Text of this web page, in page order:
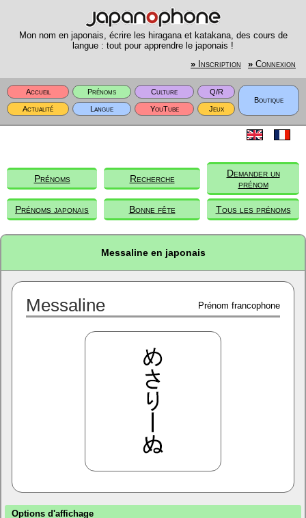
Mon nom en japonais, écrire les hiragana et katakana, des cours de
langue : tout pour apprendre le japonais !
» Inscription » Connexion
Accueil Prénoms Culture
Q/R
Boutique
Actualité
Langue YouTube Jeux
Prénoms Recherche
Demander un
prénom
Prénoms japonais Bonne fête Tous les prénoms
Messaline en japonais
Messaline Prénom francophone
Options d'affichage